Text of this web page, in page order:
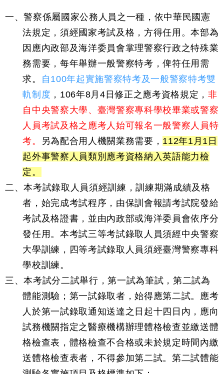
一、警察係屬國家公務人員之一種，依中華民國憲
法規定，須經國家考試及格，方得任用。本部為
因應內政部及海洋委員會掌理警察行政之特殊業
務需要，每年舉辦一般警察特考，俾符任用需
求。
自100年起實施警察特考及一般警察特考雙
軌制度 ，106年8月4日修正之應考資格規定， 非
自中央警察大學、臺灣警察專科學校畢業或警察
人員考試及格之應考人始可報名一般警察人員特
考。
另為配合用人機關業務需要， 112年1月1日
起外事警察人員類別應考資格納入英語能力檢
定。
二、本考試錄取人員須經訓練，訓練期滿成績及格
者，始完成考試程序，由保訓會報請考試院發給
考試及格證書，並由內政部或海洋委員會依序分
發任用。本考試三等考試錄取人員須經中央警察
大學訓練，四等考試錄取人員須經臺灣警察專科
學校訓練。
三、本考試分二試舉行，第一試為筆試，第二試為
體能測驗；第一試錄取者，始得應第二試。應考
人於第一試錄取通知送達之日起十四日內，應向
試務機關指定之醫療機構辦理體格檢查並繳送體
格檢查表，體格檢查不合格或未於規定時間內繳
送體格檢查表者，不得參加第二試。第二試體能